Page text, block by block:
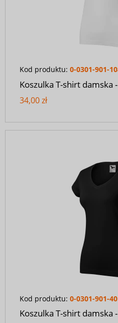
Kod produktu: 0-0301-901-
Koszulka T-shirt damska
34,00 zł
Kod produktu: 0-0301-901-
Koszulka T-shirt damska